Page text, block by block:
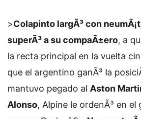
>Colapinto largÃ³ con
superÃ³ a su compaÃ±ero, a
la recta principal en la vuelta
que el argentino ganÃ³ la
mantuvo pegado al Aston
Alonso, Alpine le ordenÃ³ en el